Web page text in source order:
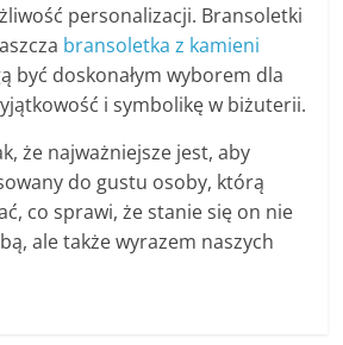
personalizacji. Bransoletki
bransoletka z kamieni
być doskonałym wyborem dla
i symbolikę w biżuterii.
że najważniejsze jest, aby
do gustu osoby, którą
co sprawi, że stanie się on nie
ale także wyrazem naszych